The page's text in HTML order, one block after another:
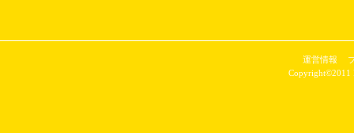
運営情報
Copyright©2011